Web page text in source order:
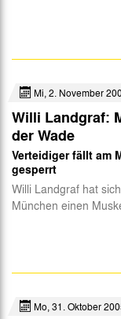
Mi, 2. November
Willi Landgraf:
der Wade
Verteidiger fällt am
gesperrt
Willi Landgraf hat
München einen
Mo, 31. Oktober